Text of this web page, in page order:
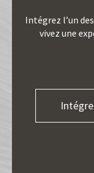
Intégrez l’un
vivez une